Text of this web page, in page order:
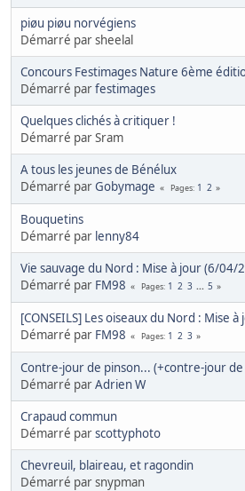
piøu piøu norvégiens
Démarré par sheelal
Concours Festimages Nature 6ème
Démarré parfestimages
Quelques clichés à critiquer !
Démarré par Sram
A tous les jeunes de Bénélux
Démarré parGobymage Pages 1 2
Bouquetins
Démarré par lenny84
Vie sauvage du Nord : Mise à jour (6/04/
Démarré par FM98 Pages 1 2 3 ... 5
[CONSEILS] Les oiseaux du Nord : Mise
Démarré par FM98 Pages 1 2 3
Contre-jour de pinson... (+contre-jour de
Démarré parAdrien W
Crapaud commun
Démarré parscottyphoto
Chevreuil, blaireau, et ragondin
Démarré par snypman